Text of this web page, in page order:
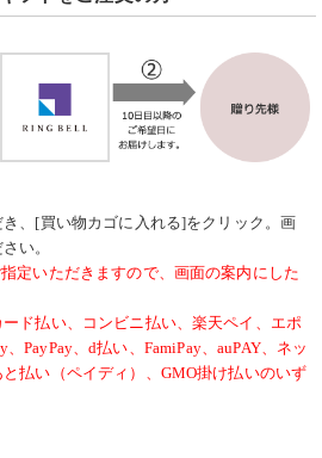
、[買い物カゴに入れる]をクリック。画
い。
定いただきますので、画面の案内にした
ド払い、コンビニ払い、楽天ペイ、エポ
PayPay、d払い、FamiPay、auPAY、ネッ
払い（ペイディ）、GMO掛け払いのいず